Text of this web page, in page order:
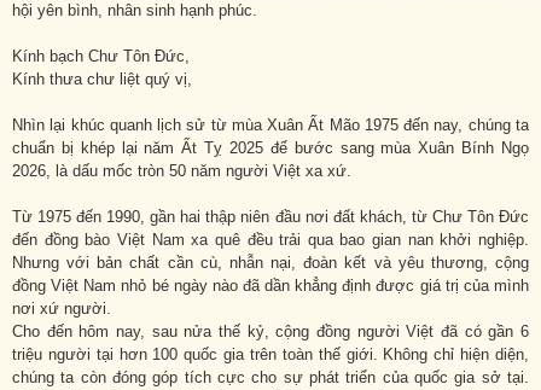
hội yên bình, nhân sinh hạnh phúc.
Kính bạch Chư Tôn Đức,
Kính thưa chư liệt quý vị,
Nhìn lại khúc quanh lịch sử từ mùa Xuân Ất Mão 1975 đến nay, chúng ta
chuẩn bị khép lại năm Ất Tỵ 2025 để bước sang mùa Xuân Bính Ngọ
2026, là dấu mốc tròn 50 năm người Việt xa xứ.
Từ 1975 đến 1990, gần hai thập niên đầu nơi đất khách, từ Chư Tôn Đức
đến đồng bào Việt Nam xa quê đều trải qua bao gian nan khởi nghiệp.
Nhưng với bản chất cần cù, nhẫn nại, đoàn kết và yêu thương, cộng
đồng Việt Nam nhỏ bé ngày nào đã dần khẳng định được giá trị của mình
nơi xứ người.
Cho đến hôm nay, sau nửa thế kỷ, cộng đồng người Việt đã có gần 6
triệu người tại hơn 100 quốc gia trên toàn thế giới. Không chỉ hiện diện,
chúng ta còn đóng góp tích cực cho sự phát triển của quốc gia sở tại.